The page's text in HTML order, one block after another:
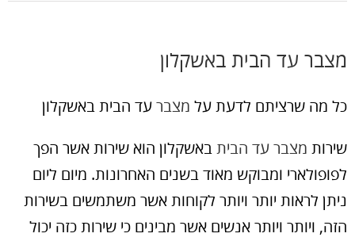
מצבר עד הבית באשקלון
כל מה שרציתם לדעת על מצברעד הבית באשקלון
שירות מצבר עד הביתבאשקלון הוא שירות אשר הפך
לפופולארי ומבוקש מאוד בשנים האחרונות. מיום ליום
ניתן לראות יותר ויותר לקוחות אשר משתמשים בשירות
הזה, ויותר ויותר אנשים אשר מבינים כי שירות כזה יכול